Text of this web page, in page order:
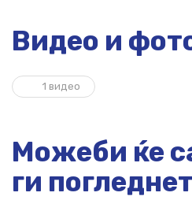
Видео и
1 видео
Можеби ќе
ги